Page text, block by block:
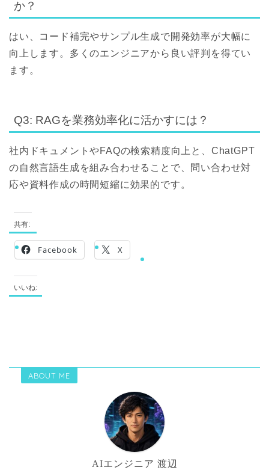
か？
はい、コード補完やサンプル生成で開発効率が大幅に
向上します。多くのエンジニアから良い評判を得てい
ます。
Q3: RAGを業務効率化に活かすには？
社内ドキュメントやFAQの検索精度向上と、ChatGPT
の自然言語生成を組み合わせることで、問い合わせ対
応や資料作成の時間短縮に効果的です。
共有:
Facebook X
いいね:
ABOUT ME
AIエンジニア 渡辺